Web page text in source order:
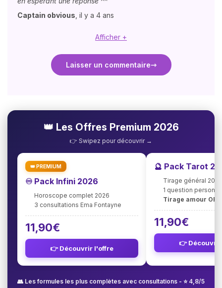
Captain obvious il y a 4 ans
Afficher +
Laisser un commentaire
👑 Les Offres Premium 2026
👉 Swipez pour découvrir →
👑 PREMIUM
♾️ Pack Infini 2026
Horoscope complet 2026
3 consultations Ema Fontayne
11,90€
👉 Découvrir l'offre
🔮 Pack Tarot
Tirage général 2026
1 question
Tirage amour
11,90€
👉
👥 Les formules les plus complètes avec consultations - ⭐ 4,8/5